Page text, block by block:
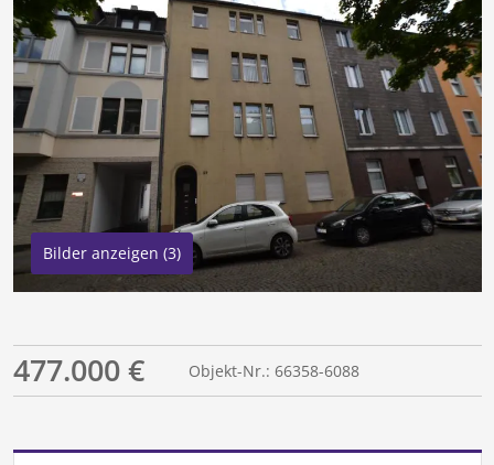
Bilder anzeigen (3)
477.000 € Objekt-Nr.: 66358-6088